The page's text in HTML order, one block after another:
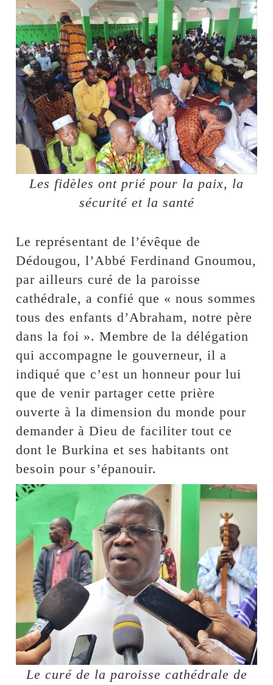
Les fidèles ont prié pour la paix, la
sécurité et la santé
Le représentant de l’évêque de
Dédougou, l’Abbé Ferdinand Gnoumou,
par ailleurs curé de la paroisse
cathédrale, a confié que « nous sommes
tous des enfants d’Abraham, notre père
dans la foi ». Membre de la délégation
qui accompagne le gouverneur, il a
indiqué que c’est un honneur pour lui
que de venir partager cette prière
ouverte à la dimension du monde pour
demander à Dieu de faciliter tout ce
dont le Burkina et ses habitants ont
besoin pour s’épanouir.
Le curé de la paroisse cathédrale de